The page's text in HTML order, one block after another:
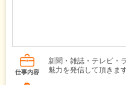
仕事内容
新聞・雑誌・テレビ・
魅力を発信して頂きま